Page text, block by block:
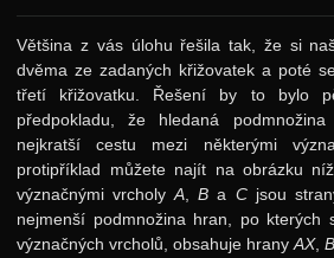
Většina z vás úlohu řešila tak, že si
dvěma ze zadaných křižovatek a poté
třetí křižovatku. Řešení by to bylo
předpokladu, že hledaná
nejkratší cestu mezi některými
protipříklad můžete najít na obrázku
význačnými vrcholyA ,B a Cjsou
nejmenší podmnožina hran, po
význačných vrcholů, obsahuje hranyAX,